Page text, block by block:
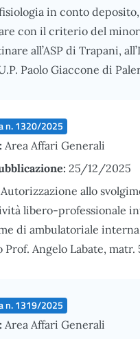
in conto deposito,
con il criterio del
all’ASP di Trapani,
Paolo Giaccone di
n. 1320/2025
Area Affari Generali
25/12/2025
Autorizzazione allo
libero-professionale
di ambulatoriale
Prof. Angelo Labate, matr.
n. 1319/2025
Area Affari Generali